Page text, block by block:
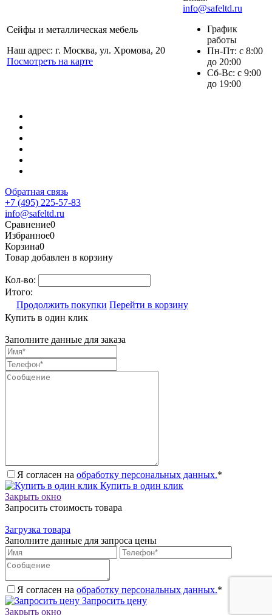
Сейфы и металлическая мебель
Наш адрес: г. Москва, ул. Хромова, 20
Посмотреть на карте
info@safeltd.ru
График
работы
Пн-Пт: с 8:00
до 20:00
Сб-Вс: с 9:00
до 19:00
Обратная связь
+7 (495) 225-57-83
info@safeltd.ru
Сравнение0
Избранное0
Корзина0
Товар добавлен в корзину
Кол-во:
Итого:
Продолжить покупки Перейти в корзину
Купить в один клик
Заполните данные для заказа
Я согласен на обработку персональных данных.*
Купить в один клик
Закрыть окно
Запросить стоимость товара
Загрузка товара
Заполните данные для запроса цены
Я согласен на обработку персональных данных.*
Запросить цену
Закрыть окно